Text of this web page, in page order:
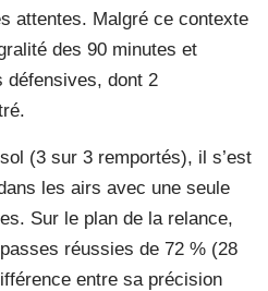
attentes. Malgré ce contexte
des 90 minutes et
défensives, dont 2
(3 sur 3 remportés), il s’est
les airs avec une seule
Sur le plan de la relance,
réussies de 72 % (28
entre sa précision